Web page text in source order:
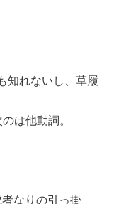
知れないし、草履
は他動詞。
なりの引っ掛